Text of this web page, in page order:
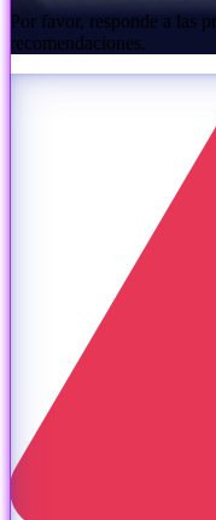
Por favor, responde a las
recomendaciones.